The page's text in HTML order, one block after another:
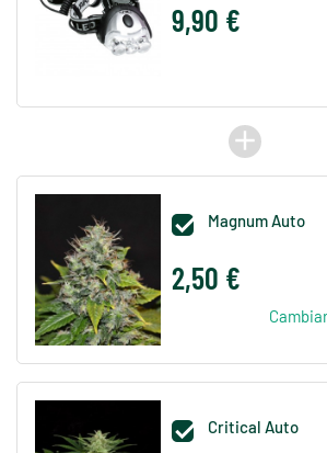
9,90 €
add
 Magnum Auto
2,50 €
 Critical Auto